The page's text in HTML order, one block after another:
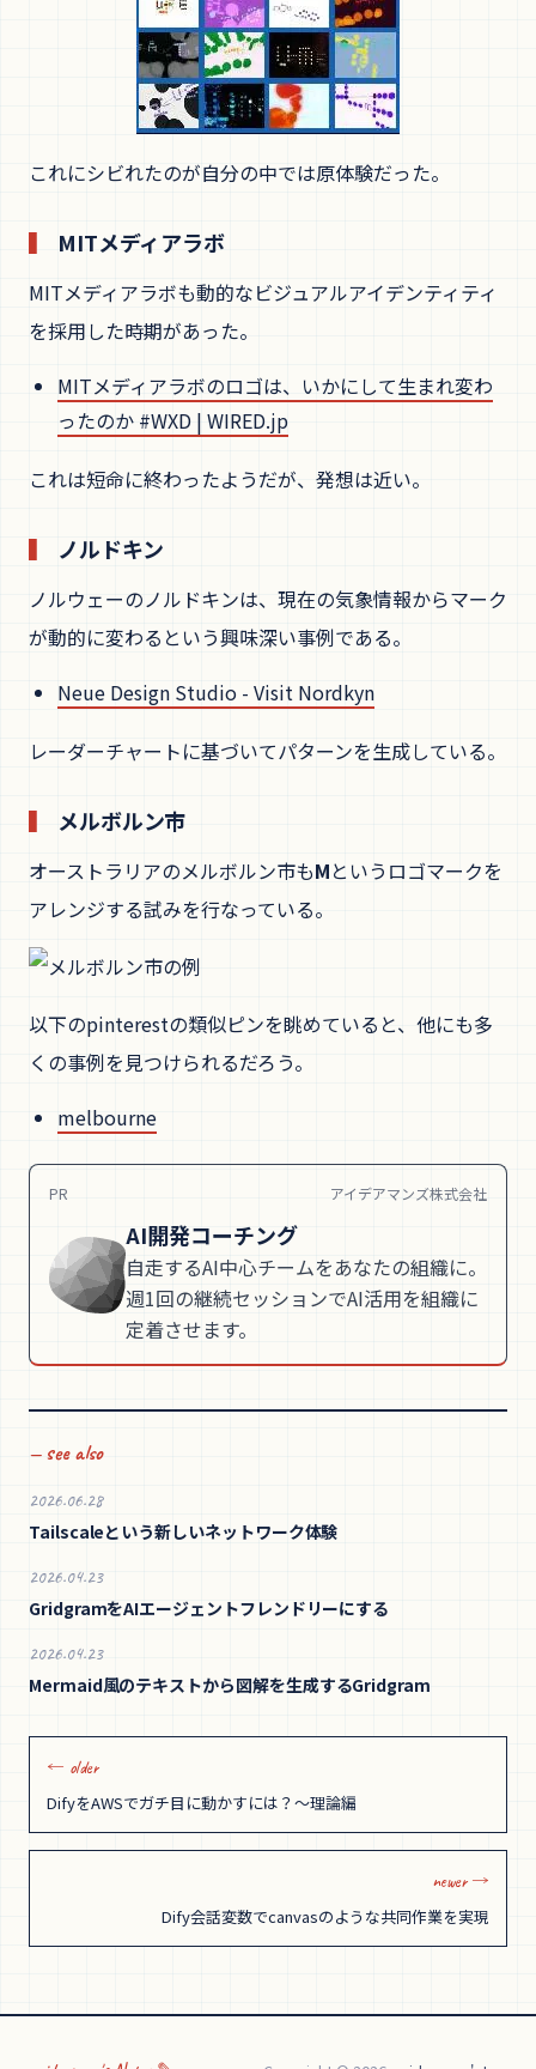
これにシビれたのが自分の中では原体験だった。
MITメディアラボ
MITメディアラボも動的なビジュアルアイデンティティ
を採用した時期があった。
MITメディアラボのロゴは、いかにして生まれ変わ
ったのか #WXD | WIRED.jp
これは短命に終わったようだが、発想は近い。
ノルドキン
ノルウェーのノルドキンは、現在の気象情報からマーク
が動的に変わるという興味深い事例である。
Neue Design Studio - Visit Nordkyn
レーダーチャートに基づいてパターンを生成している。
メルボルン市
オーストラリアのメルボルン市もMというロゴマークを
アレンジする試みを行なっている。
以下のpinterestの類似ピンを眺めていると、他にも多
くの事例を見つけられるだろう。
melbourne
PR アイデアマンズ株式会社
AI開発コーチング
自走するAI中心チームをあなたの組織に。
週1回の継続セッションでAI活用を組織に
定着させます。
— see also
2026.06.28
Tailscaleという新しいネットワーク体験
2026.04.23
GridgramをAIエージェントフレンドリーにする
2026.04.23
Mermaid風のテキストから図解を生成するGridgram
← older
DifyをAWSでガチ目に動かすには？〜理論編
newer →
Dify会話変数でcanvasのような共同作業を実現